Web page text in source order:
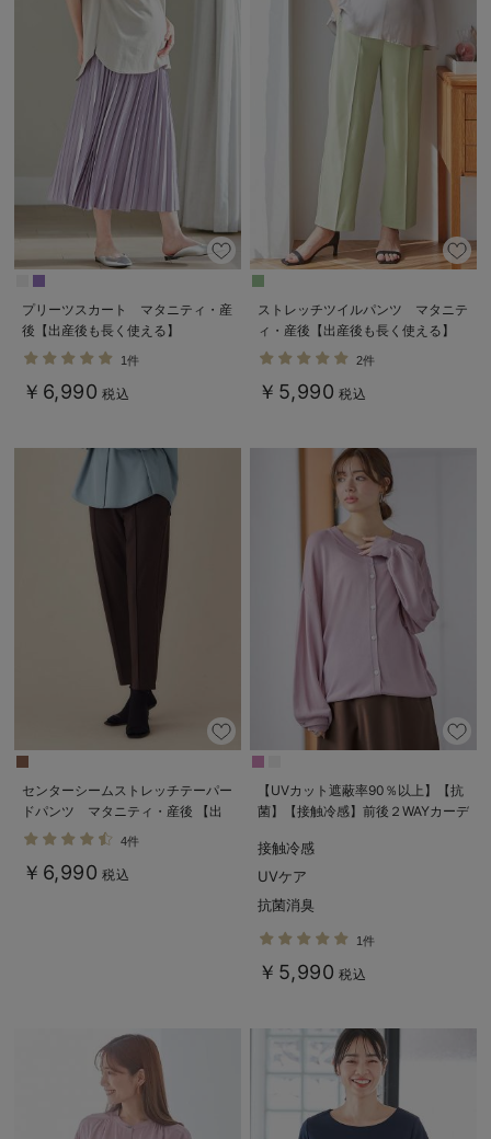
プリーツスカート マタニティ・産
後【出産後も長く使える】
1件
￥6,990 税込
ストレッチツイルパンツ マタニテ
ィ・産後【出産後も長く使える】
2件
￥5,990 税込
センターシームストレッチテーパー
ドパンツ マタニティ・産後 【出
産後も長く使える】
4件
￥6,990 税込
【UVカット遮蔽率90％以上】【抗
菌】【接触冷感】前後２WAYカーデ
後も長く使える】
接触冷感
UVケア
抗菌消臭
1件
￥5,990 税込